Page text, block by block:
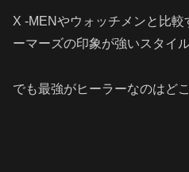
X -MENやウォッチメンと比
ーマーズの印象が強いスタイ
でも最強がヒーラーなのはど